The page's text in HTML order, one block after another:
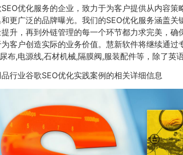
优化服务的企业，致力于为客户提供从内容
更广泛的品牌曝光。我们的SEO优化服务涵盖
升，再到外链管理的每一个环节都力求完美，
客户创造实际的业务价值。慧新软件将继续通
布,电源线,石材机械,隔膜阀,服装配件等，除了英
行业谷歌SEO优化实践案例的相关详细信息